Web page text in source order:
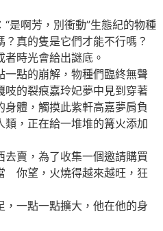
啊芳，別衝動”生態紀的物種
真的隻是它們才能不行嗎？
時光會給出謎底。
點的崩解，物種們臨終無聲
吱的裂痕嘉玲妃夢中見到穿著
體，觸摸此紫軒高嘉夢肩負
，正在給一堆堆的篝火添加
賣，為了收集一個邀請購買
你望，火燒得越來越旺，狂
一點一點擴大，他在他的身